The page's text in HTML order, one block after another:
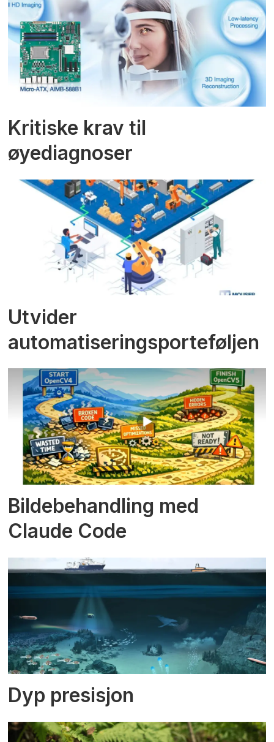
Kritiske krav til
øyediagnoser
Utvider
automatiseringsporteføljen
Bildebehandling med
Claude Code
Dyp presisjon